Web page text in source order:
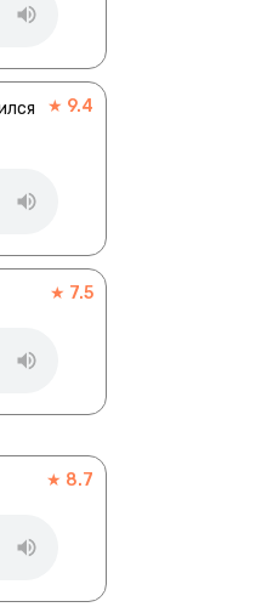
★ 9.4
★ 7.5
★ 8.7